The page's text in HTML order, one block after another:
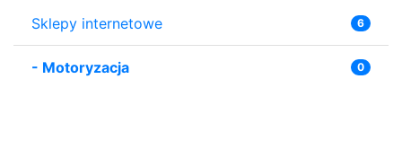
Sklepy internetowe 6
- Motoryzacja 0